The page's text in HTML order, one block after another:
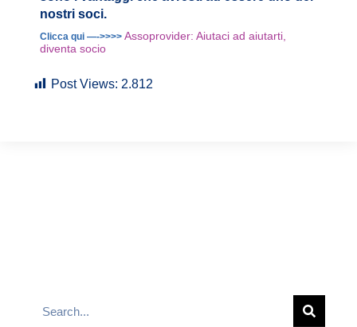
nostri soci.
Clicca qui —->>>> Assoprovider: Aiutaci ad aiutarti,
diventa socio
Post Views: 2.812